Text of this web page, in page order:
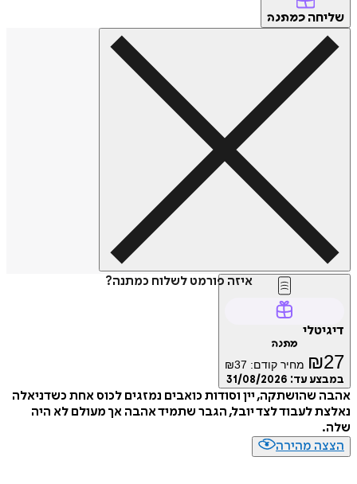
שליחה כמתנה
איזה פורמט לשלוח כמתנה?
דיגיטלי
מתנה
₪27 מחיר קודם: ₪37
במבצע עד: 31/08/2026
אהבה שהושתקה, יין וסודות כואבים נמזגים לכוס אחת כשדניאלה
נאלצת לעבוד לצד יובל, הגבר שתמיד אהבה אך מעולם לא היה
שלה.
הצצה מהירה